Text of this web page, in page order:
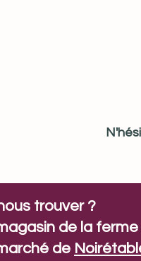
trouver ?
de la ferme
de